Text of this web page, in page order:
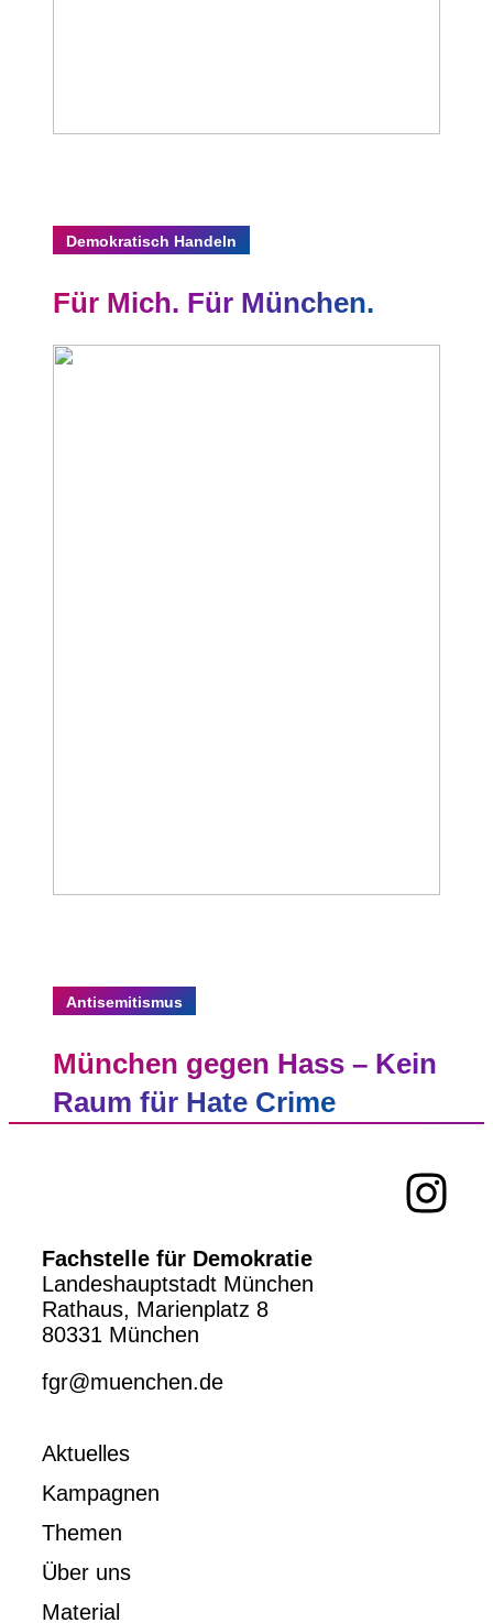
Demokratisch Handeln
Für Mich. Für München.
Antisemitismus
München gegen Hass – Kein
Raum für Hate Crime
Fachstelle für Demokratie
Landeshauptstadt München
Rathaus, Marienplatz 8
80331 München
fgr@muenchen.de
Aktuelles
Kampagnen
Themen
Über uns
Material